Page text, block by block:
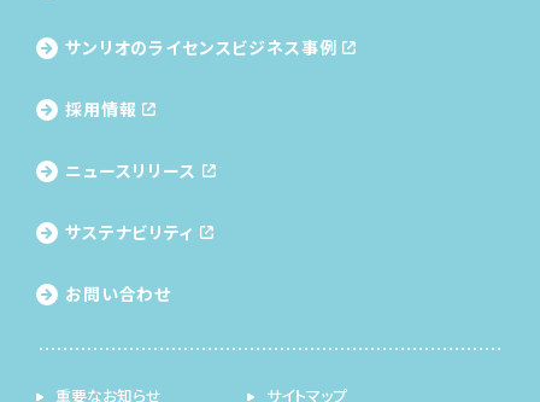
サンリオのライセンス ビジネス事例
採用情報
ニュースリリース
サステナビリティ
お問い合わせ
重要なお知らせ サイトマップ